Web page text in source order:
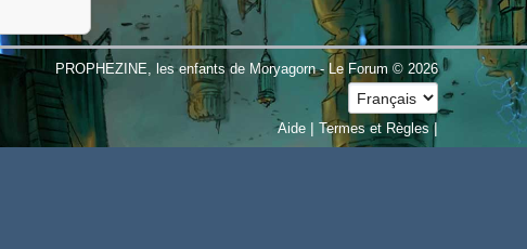
PROPHEZINE, les enfants de Moryagorn - Le Forum © 2026
Aide| Termes et Règles |